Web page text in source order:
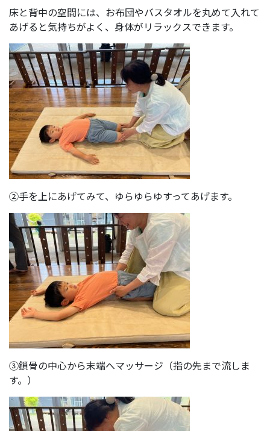
床と背中の空間には、お布団やバスタオルを丸めて入れて
あげると気持ちがよく、身体がリラックスできます。
②手を上にあげてみて、ゆらゆらゆすってあげます。
③鎖骨の中心から末端へマッサージ（指の先まで流しま
す。）